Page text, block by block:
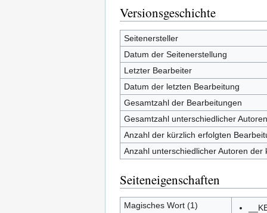
Versionsgeschichte
Seitenersteller
Datum der Seitenerstellung
Letzter Bearbeiter
Datum der letzten Bearbeitung
Gesamtzahl der Bearbeitungen
Gesamtzahl unterschiedlicher Autoren
Anzahl der kürzlich erfolgten
Anzahl unterschiedlicher Autoren
Seiteneigenschaften
Magisches Wort (1)